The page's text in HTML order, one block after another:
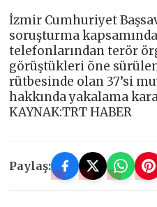
İzmir Cumhuriyet
soruşturma
telefonlarından terör
görüştükleri öne
rütbesinde olan 37’si
hakkında yakalama
KAYNAK:TRT HABER
Paylaş: